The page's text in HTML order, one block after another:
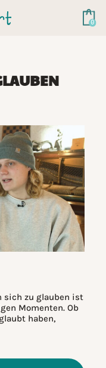
sich zu glauben ist
Momenten. Ob
haben,